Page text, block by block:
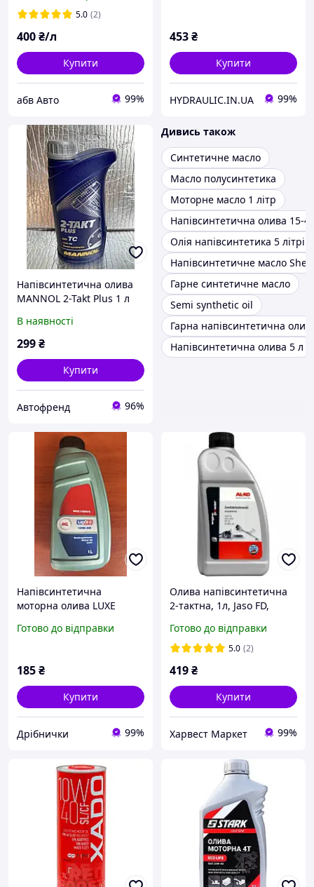
5.0 (2)
400₴/л
Купити
абв Авто 99%
453₴
Купити
HYDRAULIC.IN.UA 99%
Напівсинтетична олива
MANNOL 2-Takt Plus 1 л
В наявності
299₴
Купити
Автофренд 96%
Дивись також
Синтетичне масло
Масло полусинтетика
Моторне масло 1 літр
Напівсинтетична олива 15-
Олія напівсинтетика 5 літрів
Напівсинтетичне масло Shell
Гарне синтетичне масло
Semi synthetic oil
Гарна напівсинтетична
Напівсинтетична олива 5 л
Напівсинтетична
моторна олива LUXE
Готово до відправки
185₴
Купити
Дрібнички 99%
Олива напівсинтетична
2-тактна, 1л, Jaso FD,
Готово до відправки
5.0 (2)
419₴
Купити
Харвест Маркет 99%